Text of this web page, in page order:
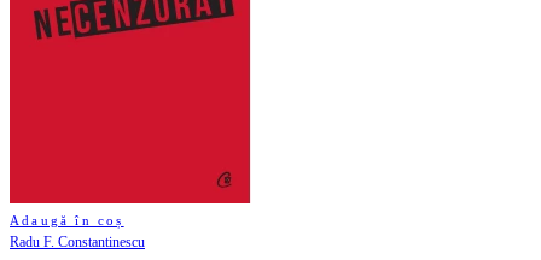
Adaugă în coș
Radu F. Constantinescu